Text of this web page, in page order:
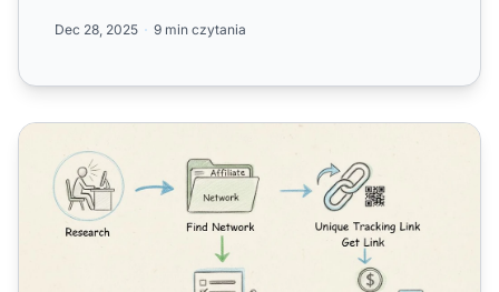
Dec 28, 2025 9 min czytania
Jak dołączyć do sieci afiliacyjnej w 2025 roku